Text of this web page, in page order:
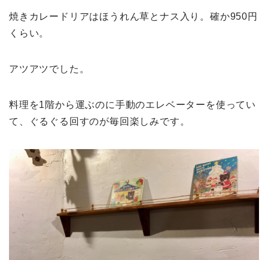
焼きカレードリアはほうれん草とナス入り。確か950円
くらい。
アツアツでした。
料理を1階から運ぶのに手動のエレベーターを使ってい
て、ぐるぐる回すのが毎回楽しみです。